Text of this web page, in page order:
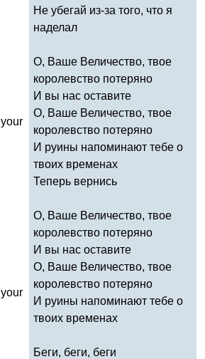
your
your
Не убегай из-за того, что я
наделал
О, Ваше Величество, твое
королевство потеряно
И вы нас оставите
О, Ваше Величество, твое
королевство потеряно
И руины напоминают тебе о
твоих временах
Теперь вернись
О, Ваше Величество, твое
королевство потеряно
И вы нас оставите
О, Ваше Величество, твое
королевство потеряно
И руины напоминают тебе о
твоих временах
Беги, беги, беги